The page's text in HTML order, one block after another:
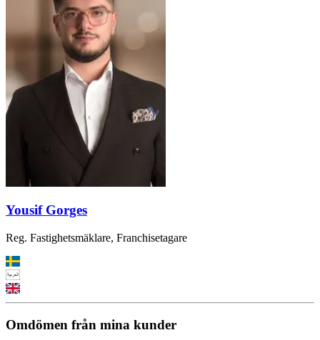
Yousif Gorges
Reg. Fastighetsmäklare, Franchisetagare
Omdömen från mina kunder